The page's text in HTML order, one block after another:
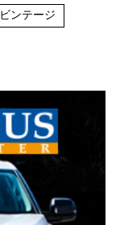
ビンテージ